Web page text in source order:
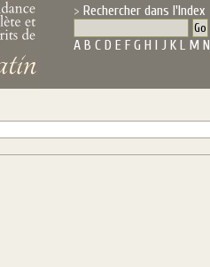
Rechercher dans l'Index
A B C D E F G H I J K L M N